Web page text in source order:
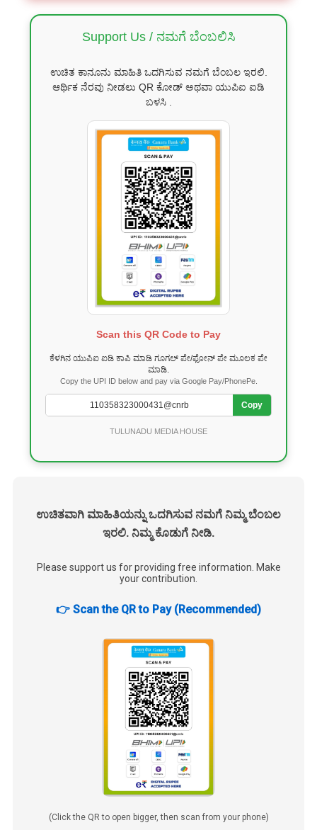
Support Us / ನಮಗೆ ಬೆಂಬಲಿಸಿ
ಉಚಿತ ಕಾನೂನು ಮಾಹಿತಿ ಒದಗಿಸುವ ನಮಗೆ ಬೆಂಬಲ ಇರಲಿ.
ಆರ್ಥಿಕ ನೆರವು ನೀಡಲು QR ಕೋಡ್ ಅಥವಾ ಯುಪಿಐ ಐಡಿ
ಬಳಸಿ .
Scan this QR Code to Pay
ಕೆಳಗಿನ ಯುಪಿಐ ಐಡಿ ಕಾಪಿ ಮಾಡಿ ಗೂಗಲ್ ಪೇ/ಫೋನ್ ಪೇ ಮೂಲಕ ಪೇ
ಮಾಡಿ.
Copy the UPI ID below and pay via Google Pay/PhonePe.
Copy
TULUNADU MEDIA HOUSE
ಉಚಿತವಾಗಿ ಮಾಹಿತಿಯನ್ನು ಒದಗಿಸುವ ನಮಗೆ ನಿಮ್ಮ ಬೆಂಬಲ
ಇರಲಿ. ನಿಮ್ಮ ಕೊಡುಗೆ ನೀಡಿ.
Please support us for providing free information. Make
your contribution.
👉 Scan the QR to Pay (Recommended)
(Click the QR to open bigger, then scan from your phone)